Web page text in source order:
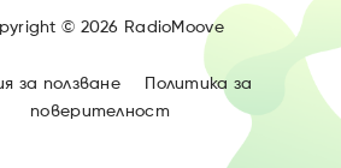
© 2026 RadioMoove
за ползване
Политика за
поверителност